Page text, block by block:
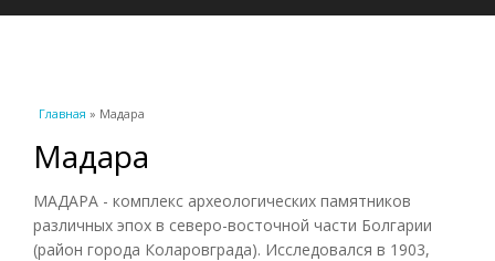
Вы здесь
Главная » Мадара
Мадара
МАДАРА - комплекс археологических памятников
различных эпох в северо-восточной части Болгарии
(район города Коларовграда). Исследовался в 1903,